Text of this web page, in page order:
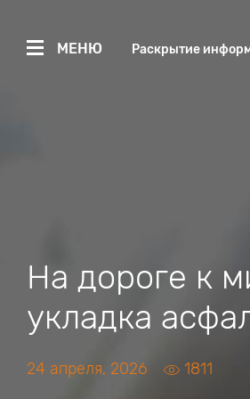
МЕНЮ Раскрытие
На дороге к
укладка
24 апреля, 2026 1811